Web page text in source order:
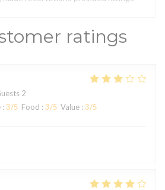
ratings
2
: 3/5 Food : 3/5 Value : 3/5